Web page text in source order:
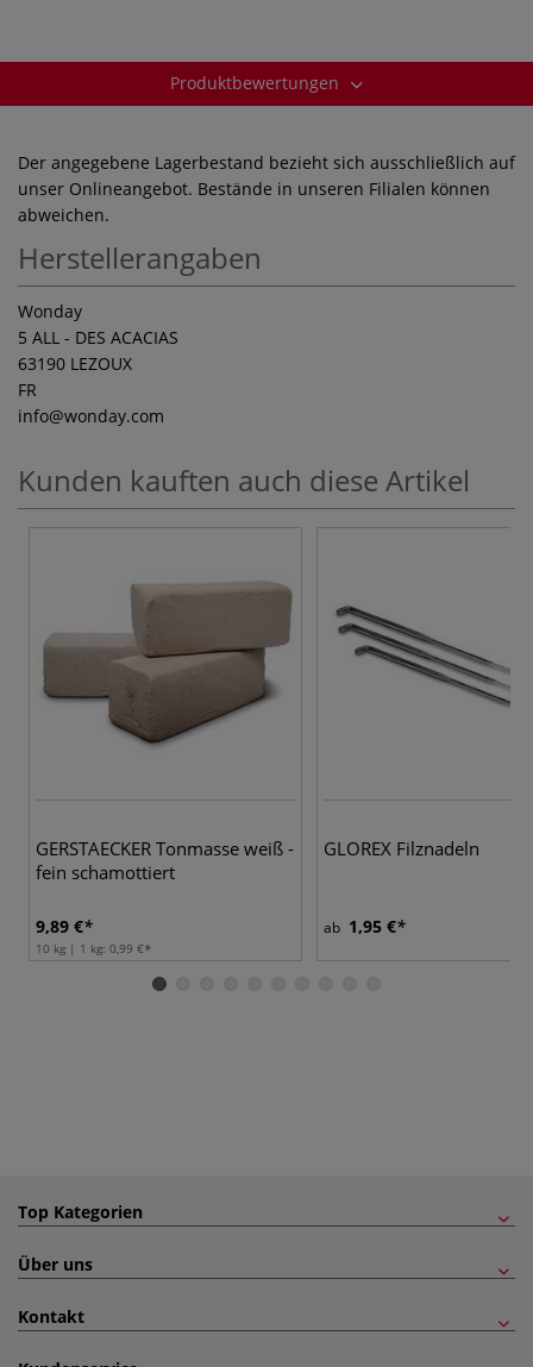
Produktbewertungen
Der angegebene Lagerbestand bezieht sich ausschließlich auf
unser Onlineangebot. Bestände in unseren Filialen können
abweichen.
Herstellerangaben
Wonday
5 ALL - DES ACACIAS
63190 LEZOUX
FR
info@wonday.com
Kunden kauften auch diese Artikel
GERSTAECKER Tonmasse weiß -
fein schamottiert
9,89 €
10 kg | 1 kg: 0,99 €
GLOREX Filznadeln
ab 1,95 €
Top Kategorien
Über uns
Kontakt